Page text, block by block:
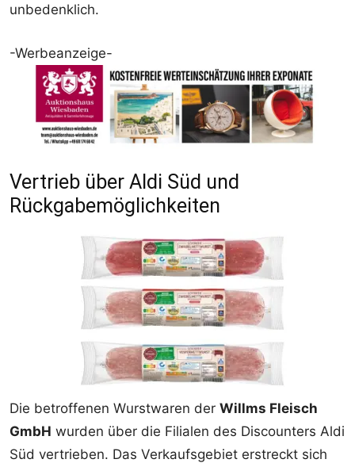
unbedenklich.
-Werbeanzeige-
Vertrieb über Aldi Süd und
Rückgabemöglichkeiten
Die betroffenen Wurstwaren der Willms Fleisch
GmbH wurden über die Filialen des Discounters Aldi
Süd vertrieben. Das Verkaufsgebiet erstreckt sich